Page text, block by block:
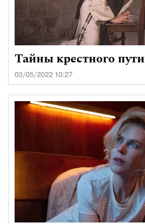
Тайны крестного пути
03/05/2022 10:27